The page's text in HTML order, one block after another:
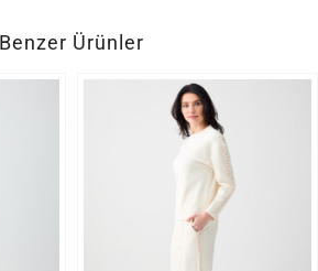
Benzer Ürünler